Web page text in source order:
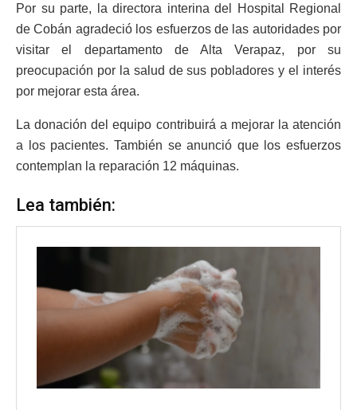
Por su parte, la directora interina del Hospital Regional
de Cobán agradeció los esfuerzos de las autoridades por
visitar el departamento de Alta Verapaz, por su
preocupación por la salud de sus pobladores y el interés
por mejorar esta área.
La donación del equipo contribuirá a mejorar la atención
a los pacientes. También se anunció que los esfuerzos
contemplan la reparación 12 máquinas.
Lea también: